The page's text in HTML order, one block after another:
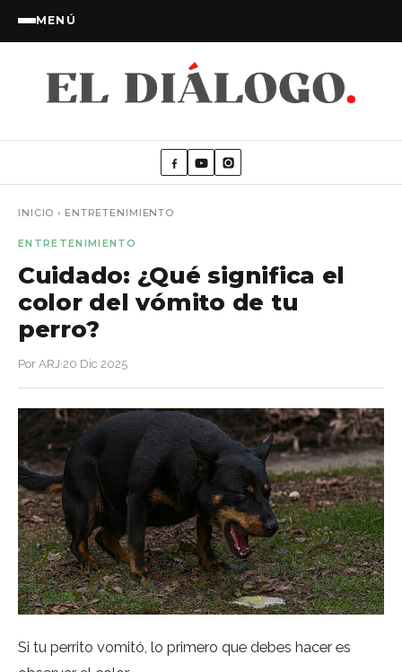
MENÚ
INICIO › ENTRETENIMIENTO
ENTRETENIMIENTO
Cuidado: ¿Qué significa el
color del vómito de tu
perro?
Por ARJ·20 Dic 2025
Si tu perrito vomitó, lo primero que debes hacer es